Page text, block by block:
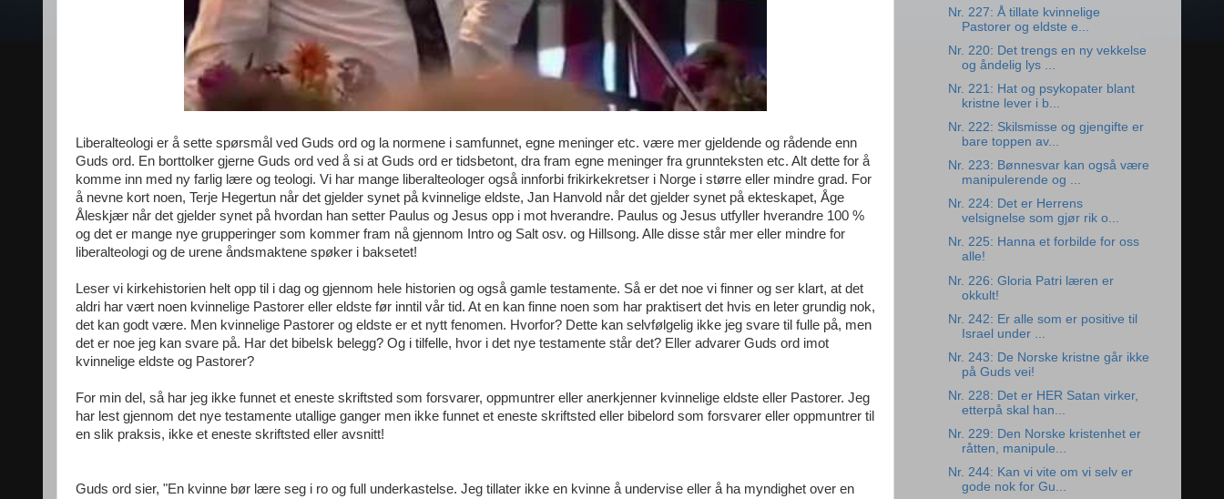
Liberalteologi er å sette spørsmål ved Guds ord og la normene i samfunnet, egne meninger etc. være mer gjeldende og rådende enn
Guds ord. En borttolker gjerne Guds ord ved å si at Guds ord er tidsbetont, dra fram egne meninger fra grunnteksten etc. Alt dette for å
komme inn med ny farlig lære og teologi. Vi har mange liberalteologer også innforbi frikirkekretser i Norge i større eller mindre grad. For
å nevne kort noen, Terje Hegertun når det gjelder synet på kvinnelige eldste, Jan Hanvold når det gjelder synet på ekteskapet, Åge
Åleskjær når det gjelder synet på hvordan han setter Paulus og Jesus opp i mot hverandre. Paulus og Jesus utfyller hverandre 100 %
og det er mange nye grupperinger som kommer fram nå gjennom Intro og Salt osv. og Hillsong. Alle disse står mer eller mindre for
liberalteologi og de urene åndsmaktene spøker i baksetet!
Leser vi kirkehistorien helt opp til i dag og gjennom hele historien og også gamle testamente. Så er det noe vi finner og ser klart, at det
aldri har vært noen kvinnelige Pastorer eller eldste før inntil vår tid. At en kan finne noen som har praktisert det hvis en leter grundig nok,
det kan godt være. Men kvinnelige Pastorer og eldste er et nytt fenomen. Hvorfor? Dette kan selvfølgelig ikke jeg svare til fulle på, men
det er noe jeg kan svare på. Har det bibelsk belegg? Og i tilfelle, hvor i det nye testamente står det? Eller advarer Guds ord imot
kvinnelige eldste og Pastorer?
For min del, så har jeg ikke funnet et eneste skriftsted som forsvarer, oppmuntrer eller anerkjenner kvinnelige eldste eller Pastorer. Jeg
har lest gjennom det nye testamente utallige ganger men ikke funnet et eneste skriftsted eller bibelord som forsvarer eller oppmuntrer til
en slik praksis, ikke et eneste skriftsted eller avsnitt!
Guds ord sier, "En kvinne bør lære seg i ro og full underkastelse. Jeg tillater ikke en kvinne å undervise eller å ha myndighet over en
Nr. 227: Å tillate kvinnelige
Pastorer og eldste e...
Nr. 220: Det trengs en ny vekkelse
og åndelig lys ...
Nr. 221: Hat og psykopater blant
kristne lever i b...
Nr. 222: Skilsmisse og gjengifte er
bare toppen av...
Nr. 223: Bønnesvar kan også være
manipulerende og ...
Nr. 224: Det er Herrens
velsignelse som gjør rik o...
Nr. 225: Hanna et forbilde for oss
alle!
Nr. 226: Gloria Patri læren er
okkult!
Nr. 242: Er alle som er positive til
Israel under ...
Nr. 243: De Norske kristne går ikke
på Guds vei!
Nr. 228: Det er HER Satan virker,
etterpå skal han...
Nr. 229: Den Norske kristenhet er
råtten, manipule...
Nr. 244: Kan vi vite om vi selv er
gode nok for Gu...